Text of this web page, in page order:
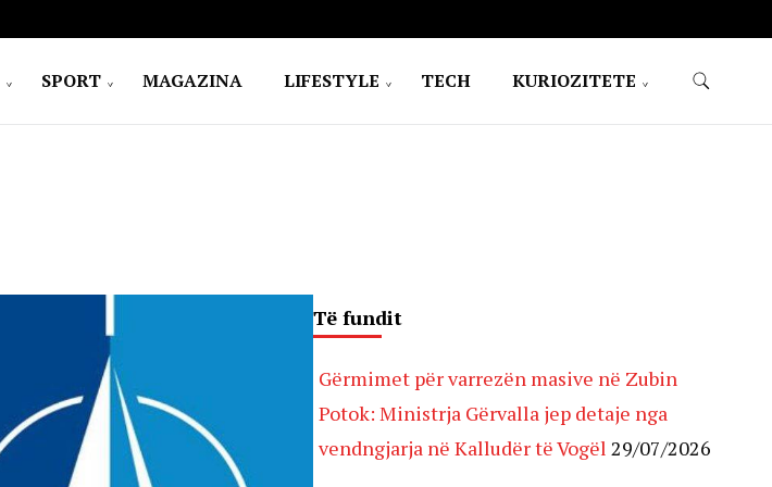
SPORT MAGAZINA LIFESTYLE TECH KURIOZITETE
Të fundit
Gërmimet për varrezën masive në Zubin
Potok: Ministrja Gërvalla jep detaje nga
vendngjarja në Kalludër të Vogël 29/07/2026